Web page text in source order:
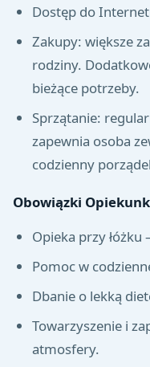
Dostęp do
Zakupy: większe
rodziny.
bieżące potrzeby.
Sprzątanie:
zapewnia osoba
codzienny
Obowiązki
Opieka przy łóżku
Pomoc w
Dbanie o lekką
Towarzyszenie i
atmosfery.